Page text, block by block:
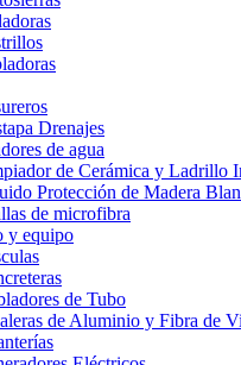
Drenajes
de agua
de Cerámica y Ladrillo
Protección de Madera
de microfibra
y equipo
de Tubo
de Aluminio y Fibra de